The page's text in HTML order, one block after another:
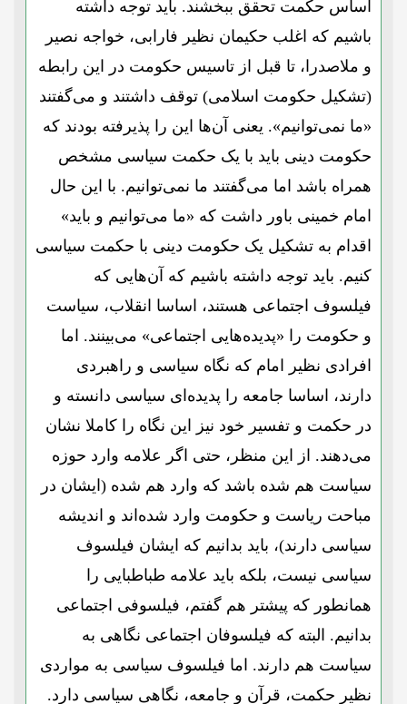
اساس حکمت تحقق ببخشند. باید توجه داشته
باشیم که اغلب حکیمان نظیر فارابی، خواجه نصیر
و ملاصدرا، تا قبل از تاسیس حکومت در این رابطه
(تشکیل حکومت اسلامی) توقف داشتند و می‌گفتند
«ما نمی‌توانیم». یعنی آن‌ها این را پذیرفته بودند که
حکومت دینی باید با یک حکمت سیاسی مشخص
همراه باشد اما می‌گفتند ما نمی‌توانیم. با این حال
امام خمینی باور داشت که «ما می‌توانیم و باید»
اقدام به تشکیل یک حکومت دینی با حکمت سیاسی
کنیم. باید توجه داشته باشیم که آن‌هایی که
فیلسوف اجتماعی هستند، اساسا انقلاب، سیاست
و حکومت را «پدیده‌هایی اجتماعی» می‌بینند. اما
افرادی نظیر امام که نگاه سیاسی و راهبردی
دارند، اساسا جامعه را پدیده‌ای سیاسی دانسته و
در حکمت و تفسیر خود نیز این نگاه را کاملا نشان
می‌دهند. از این منظر، حتی اگر علامه وارد حوزه
سیاست هم شده باشد که وارد هم شده (ایشان در
مباحت ریاست و حکومت وارد شده‌اند و اندیشه
سیاسی دارند)، باید بدانیم که ایشان فیلسوف
سیاسی نیست، بلکه باید علامه طباطبایی را
همانطور که پیشتر هم گفتم، فیلسوفی اجتماعی
بدانیم. البته که فیلسوفان اجتماعی نگاهی به
سیاست هم دارند. اما فیلسوف سیاسی به مواردی
نظیر حکمت، قرآن و جامعه، نگاهی سیاسی دارد.